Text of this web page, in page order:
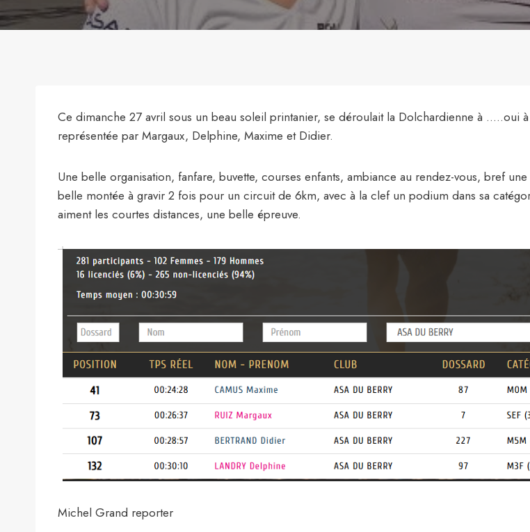
Ce dimanche 27 avril sous un beau soleil printanier, se déroulait la Dolchardienne à …..oui
représentée par Margaux, Delphine, Maxime et Didier.
Une belle organisation, fanfare, buvette, courses enfants, ambiance au rendez-vous, bref
belle montée à gravir 2 fois pour un circuit de 6km, avec à la clef un podium dans sa
aiment les courtes distances, une belle épreuve.
Michel Grand reporter